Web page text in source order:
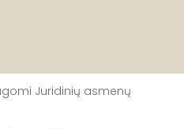
Juridinių asmenų